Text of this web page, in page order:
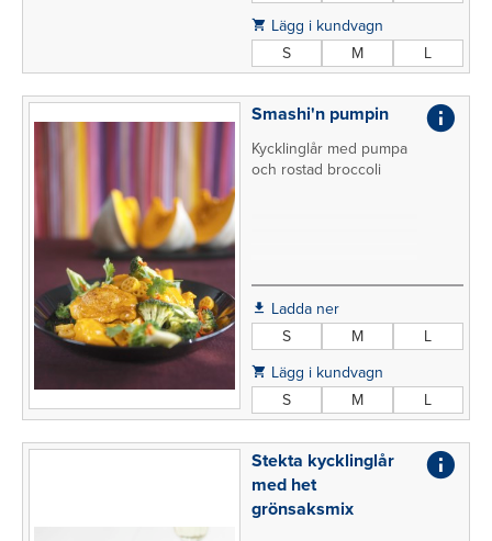
Lägg i kundvagn
S
M L
Smashi'n pumpin
Kycklinglår med pumpa
och rostad broccoli
Ladda ner
S
M
L
Lägg i kundvagn
S
M L
Stekta kycklinglår
med het
grönsaksmix